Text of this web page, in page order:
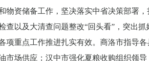
资储备工作，坚决落实中省决策部署，
以及大清查问题整改“回头看”，突出
项重点工作推进扎实有效。商洛市指导
市场供应；汉中市强化夏粮收购组织领